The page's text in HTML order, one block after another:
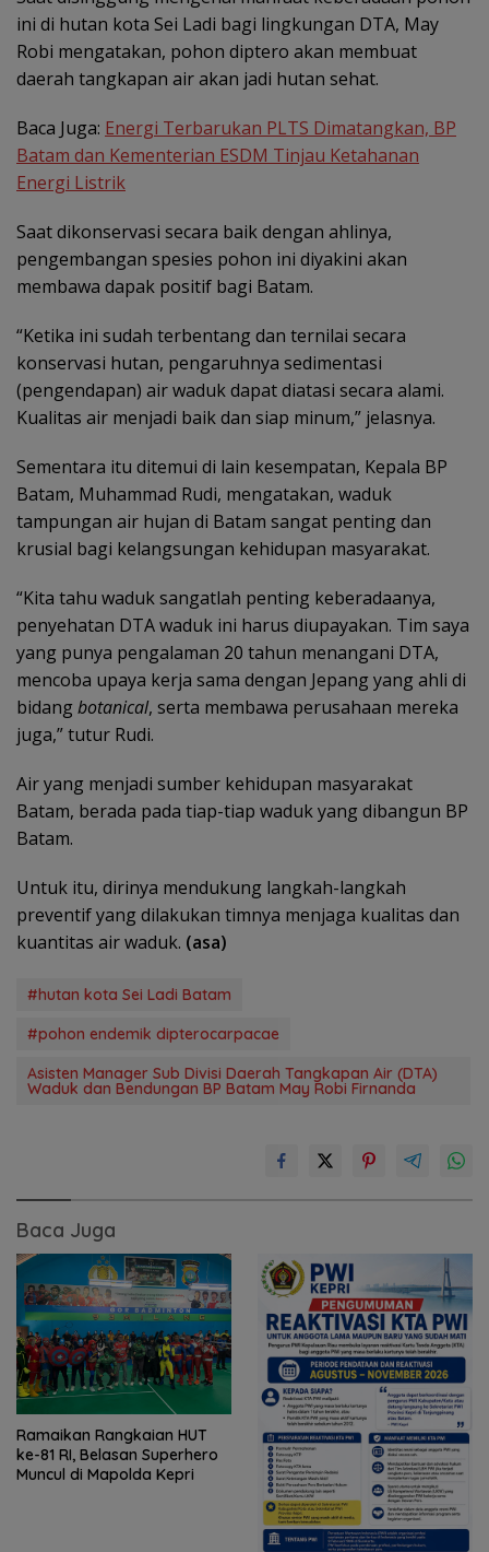
ini di hutan kota Sei Ladi bagi lingkungan DTA, May
Robi mengatakan, pohon diptero akan membuat
daerah tangkapan air akan jadi hutan sehat.
Baca Juga: Energi Terbarukan PLTS Dimatangkan, BP
Batam dan Kementerian ESDM Tinjau Ketahanan
Energi Listrik
Saat dikonservasi secara baik dengan ahlinya,
pengembangan spesies pohon ini diyakini akan
membawa dapak positif bagi Batam.
“Ketika ini sudah terbentang dan ternilai secara
konservasi hutan, pengaruhnya sedimentasi
(pengendapan) air waduk dapat diatasi secara alami.
Kualitas air menjadi baik dan siap minum,” jelasnya.
Sementara itu ditemui di lain kesempatan, Kepala BP
Batam, Muhammad Rudi, mengatakan, waduk
tampungan air hujan di Batam sangat penting dan
krusial bagi kelangsungan kehidupan masyarakat.
“Kita tahu waduk sangatlah penting keberadaanya,
penyehatan DTA waduk ini harus diupayakan. Tim saya
yang punya pengalaman 20 tahun menangani DTA,
mencoba upaya kerja sama dengan Jepang yang ahli di
bidangbotanical, serta membawa perusahaan mereka
juga,” tutur Rudi.
Air yang menjadi sumber kehidupan masyarakat
Batam, berada pada tiap-tiap waduk yang dibangun BP
Batam.
Untuk itu, dirinya mendukung langkah-langkah
preventif yang dilakukan timnya menjaga kualitas dan
kuantitas air waduk. (asa)
#hutan kota Sei Ladi Batam
#pohon endemik dipterocarpacae
Asisten Manager Sub Divisi Daerah Tangkapan Air (DTA)
Waduk dan Bendungan BP Batam May Robi Firnanda
Baca Juga
Ramaikan Rangkaian HUT
ke-81 RI, Belasan Superhero
Muncul di Mapolda Kepri